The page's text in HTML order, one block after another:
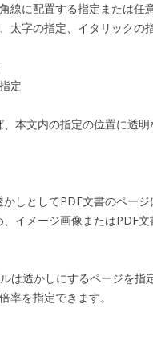
線に配置する指定または任
太字の指定、イタリックの
定
本文内の指定の位置に透
しとしてPDF文書のペー
イメージ画像またはPDF
は透かしにするページを指
率を指定できます。